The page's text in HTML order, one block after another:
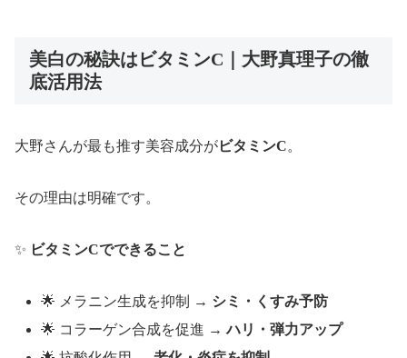
美白の秘訣はビタミンC｜大野真理子の徹
底活用法
大野さんが最も推す美容成分がビタミンC。
その理由は明確です。
✨ ビタミンCでできること
🌟 メラニン生成を抑制 → シミ・くすみ予防
🌟 コラーゲン合成を促進 →ハリ・弾力アップ